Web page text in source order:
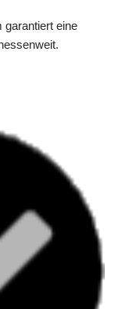
garantiert eine